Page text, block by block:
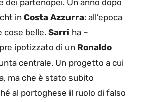
inCosta Azzurra: all’epoca
cose belle. Sarri ha –
ipotizzato di un Ronaldo
centrale. Un progetto a cui
ma che è stato subito
al portoghese il ruolo di falso